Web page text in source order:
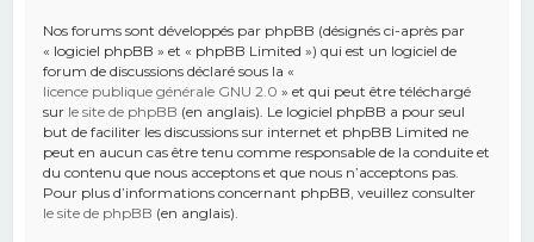
Nos forums sont développés par phpBB (désignés ci-après par
« logiciel phpBB » et « phpBB Limited ») qui est un logiciel de
forum de discussions déclaré sous la «
licence publique générale GNU 2.0 » et qui peut être téléchargé
sur le site de phpBB (en anglais). Le logiciel phpBB a pour seul
but de faciliter les discussions sur internet et phpBB Limited ne
peut en aucun cas être tenu comme responsable de la conduite et
du contenu que nous acceptons et que nous n’acceptons pas.
Pour plus d’informations concernant phpBB, veuillez consulter
le site de phpBB (en anglais).